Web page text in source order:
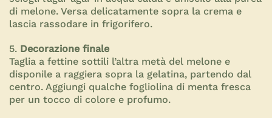
di melone. Versa delicatamente sopra la crema e
lascia rassodare in frigorifero.
5. Decorazione finale
Taglia a fettine sottili l’altra metà del melone e
disponile a raggiera sopra la gelatina, partendo dal
centro. Aggiungi qualche fogliolina di menta fresca
per un tocco di colore e profumo.